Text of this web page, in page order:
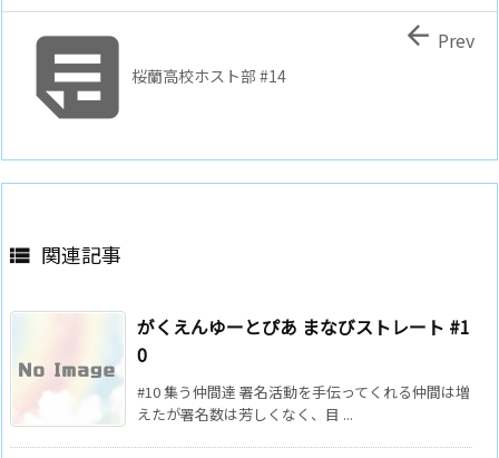
桜蘭高校ホスト部 #14
 Prev
 関連記事
がくえんゆーとぴあ まなびストレート #1
0
#10 集う仲間達 署名活動を手伝ってくれる仲間は増
えたが署名数は芳しくなく、目 ...